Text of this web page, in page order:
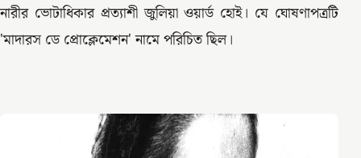
নারীর ভোটাধিকার প্রত্যাশী জুলিয়া ওয়ার্ড হোই। যে ঘোষণাপত্রটি
'মাদারস ডে প্রোক্লেমেশন' নামে পরিচিত ছিল।